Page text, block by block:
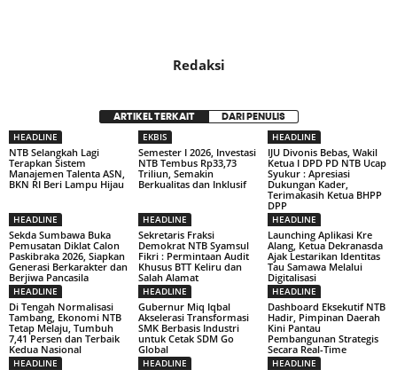
Redaksi
ARTIKEL TERKAIT DARI PENULIS
HEADLINE
NTB Selangkah Lagi
Terapkan Sistem
Manajemen Talenta ASN,
BKN RI Beri Lampu Hijau
EKBIS
Semester I 2026, Investasi
NTB Tembus Rp33,73
Triliun, Semakin
Berkualitas dan Inklusif
HEADLINE
IJU Divonis Bebas, Wakil
Ketua I DPD PD NTB Ucap
Syukur : Apresiasi
Dukungan Kader,
Terimakasih Ketua BHPP
DPP
HEADLINE
Sekda Sumbawa Buka
Pemusatan Diklat Calon
Paskibraka 2026, Siapkan
Generasi Berkarakter dan
Berjiwa Pancasila
HEADLINE
Sekretaris Fraksi
Demokrat NTB Syamsul
Fikri : Permintaan Audit
Khusus BTT Keliru dan
Salah Alamat
HEADLINE
Launching Aplikasi Kre
Alang, Ketua Dekranasda
Ajak Lestarikan Identitas
Tau Samawa Melalui
Digitalisasi
HEADLINE
Di Tengah Normalisasi
Tambang, Ekonomi NTB
Tetap Melaju, Tumbuh
7,41 Persen dan Terbaik
Kedua Nasional
HEADLINE
Gubernur Miq Iqbal
Akselerasi Transformasi
SMK Berbasis Industri
untuk Cetak SDM Go
Global
HEADLINE
Dashboard Eksekutif NTB
Hadir, Pimpinan Daerah
Kini Pantau
Pembangunan Strategis
Secara Real-Time
HEADLINE HEADLINE HEADLINE